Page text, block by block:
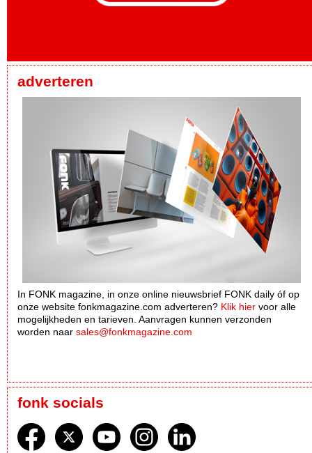
adverteren
In FONK magazine, in onze online nieuwsbrief FONK daily óf op
onze website fonkmagazine.com adverteren? Klik hier voor alle
mogelijkheden en tarieven. Aanvragen kunnen verzonden
worden naar sales@fonkmagazine.com
fonk socials